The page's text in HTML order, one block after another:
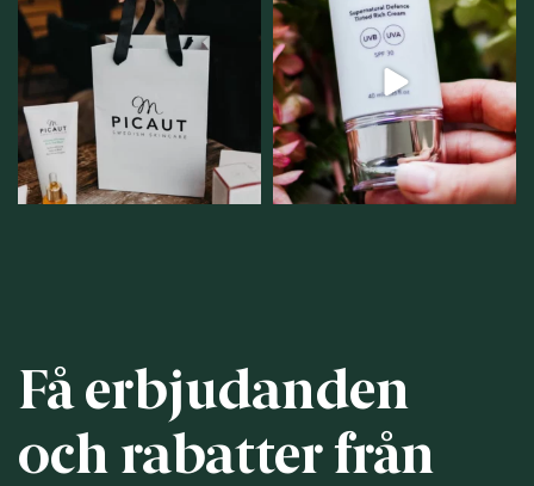
Vellnez – din
samlingsplats för
personlig handel i
12 0
Njut av solens härliga
strålar men skydda dig...
12 1
Få erbjudanden
och rabatter från